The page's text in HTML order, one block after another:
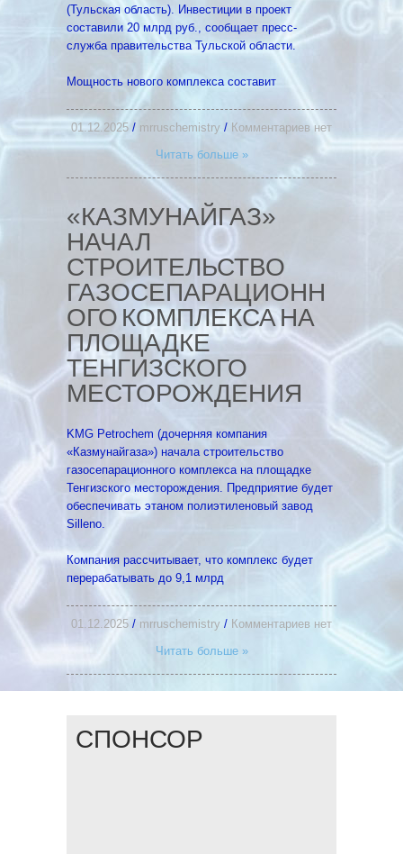
(Тульская область). Инвестиции в проект
составили 20 млрд руб., сообщает пресс-
служба правительства Тульской области.
Мощность нового комплекса составит
01.12.2025 / mrruschemistry / Комментариев нет
Читать больше »
«КАЗМУНАЙГАЗ»
НАЧАЛ
СТРОИТЕЛЬСТВО
ГАЗОСЕПАРАЦИОНН
ОГО КОМПЛЕКСА НА
ПЛОЩАДКЕ
ТЕНГИЗСКОГО
МЕСТОРОЖДЕНИЯ
KMG Petrochem (дочерняя компания
«Казмунайгаза») начала строительство
газосепарационного комплекса на площадке
Тенгизского месторождения. Предприятие будет
обеспечивать этаном полиэтиленовый завод
Silleno.
Компания рассчитывает, что комплекс будет
перерабатывать до 9,1 млрд
01.12.2025 / mrruschemistry / Комментариев нет
Читать больше »
СПОНСОР